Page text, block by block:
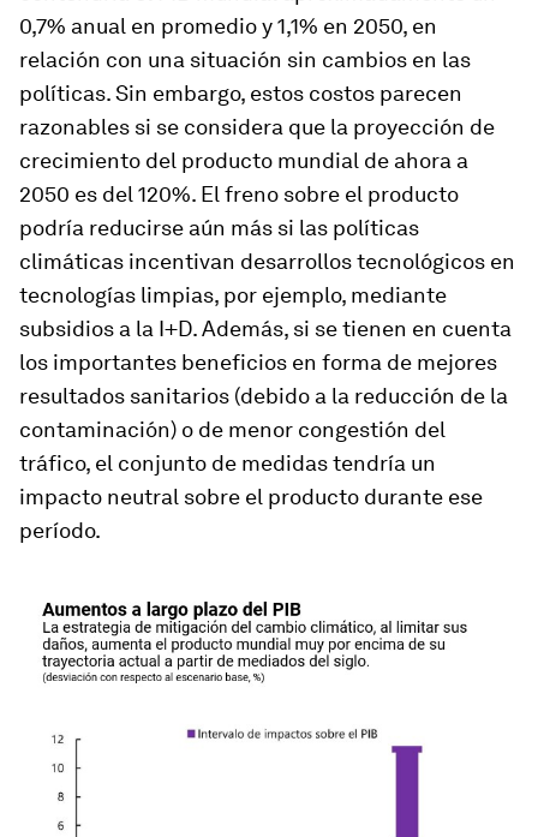
0,7% anual en promedio y 1,1% en 2050, en
relación con una situación sin cambios en las
políticas. Sin embargo, estos costos parecen
razonables si se considera que la proyección de
crecimiento del producto mundial de ahora a
2050 es del 120%. El freno sobre el producto
podría reducirse aún más si las políticas
climáticas incentivan desarrollos tecnológicos en
tecnologías limpias, por ejemplo, mediante
subsidios a la I+D. Además, si se tienen en cuenta
los importantes beneficios en forma de mejores
resultados sanitarios (debido a la reducción de la
contaminación) o de menor congestión del
tráfico, el conjunto de medidas tendría un
impacto neutral sobre el producto durante ese
período.